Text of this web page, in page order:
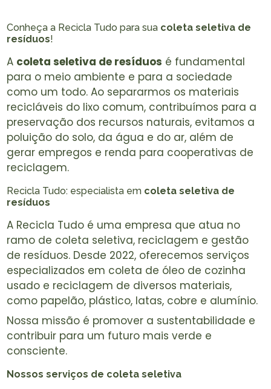
Conheça a Recicla Tudo para sua coleta seletiva de
resíduos!
A coleta seletiva de resíduos é fundamental
para o meio ambiente e para a sociedade
como um todo. Ao separarmos os materiais
recicláveis do lixo comum, contribuímos para a
preservação dos recursos naturais, evitamos a
poluição do solo, da água e do ar, além de
gerar empregos e renda para cooperativas de
reciclagem.
Recicla Tudo: especialista em coleta seletiva de
resíduos
A Recicla Tudo é uma empresa que atua no
ramo de coleta seletiva, reciclagem e gestão
de resíduos. Desde 2022, oferecemos serviços
especializados em coleta de óleo de cozinha
usado e reciclagem de diversos materiais,
como papelão, plástico, latas, cobre e alumínio.
Nossa missão é promover a sustentabilidade e
contribuir para um futuro mais verde e
consciente.
Nossos serviços de coleta seletiva